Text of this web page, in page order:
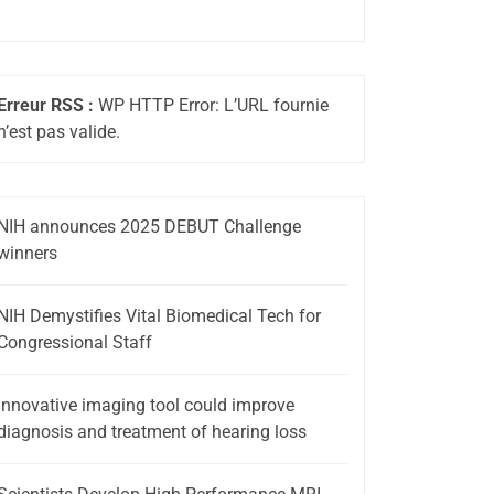
Erreur RSS : WP HTTP Error: L’URL fournie
pas valide.
NIH announces 2025 DEBUT Challenge
NIH Demystifies Vital Biomedical Tech for
Staff
Innovative imaging tool could improve
and treatment of hearing loss